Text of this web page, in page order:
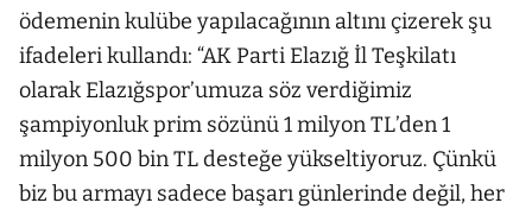
ödemenin kulübe yapılacağının altını çizerek şu
ifadeleri kullandı: “AK Parti Elazığ İl Teşkilatı
olarak Elazığspor’umuza söz verdiğimiz
şampiyonluk prim sözünü 1 milyon TL’den 1
milyon 500 bin TL desteğe yükseltiyoruz. Çünkü
biz bu armayı sadece başarı günlerinde değil, her